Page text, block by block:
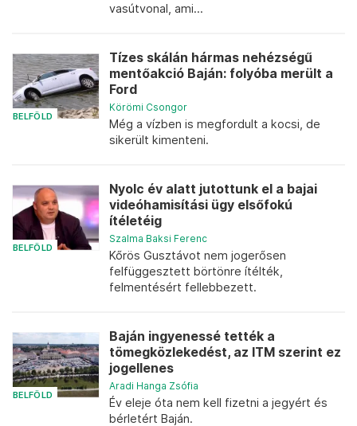
vasútvonal, ami...
BELFÖLD
Tízes skálán hármas nehézségű
mentőakció Baján: folyóba merült a
Ford
Körömi Csongor
Még a vízben is megfordult a kocsi, de
sikerült kimenteni.
BELFÖLD
Nyolc év alatt jutottunk el a bajai
videóhamisítási ügy elsőfokú
ítéletéig
Szalma Baksi Ferenc
Kőrös Gusztávot nem jogerősen
felfüggesztett börtönre ítélték,
felmentésért fellebbezett.
BELFÖLD
Baján ingyenessé tették a
tömegközlekedést, az ITM szerint ez
jogellenes
Aradi Hanga Zsófia
Év eleje óta nem kell fizetni a jegyért és
bérletért Baján.